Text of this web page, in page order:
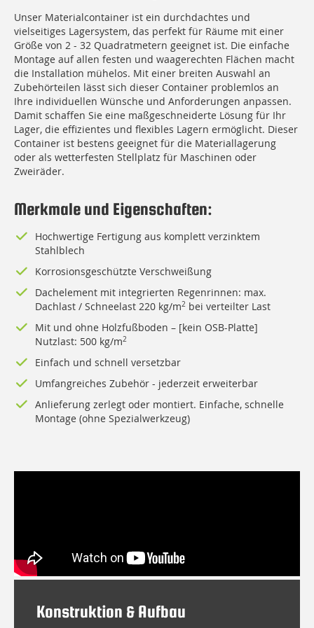
Unser Materialcontainer ist ein durchdachtes und
vielseitiges Lagersystem, das perfekt für Räume mit einer
Größe von 2 - 32 Quadratmetern geeignet ist. Die einfache
Montage auf allen festen und waagerechten Flächen macht
die Installation mühelos. Mit einer breiten Auswahl an
Zubehörteilen lässt sich dieser Container problemlos an
Ihre individuellen Wünsche und Anforderungen anpassen.
Damit schaffen Sie eine maßgeschneiderte Lösung für Ihr
Lager, die effizientes und flexibles Lagern ermöglicht. Dieser
Container ist bestens geeignet für die Materiallagerung
oder als wetterfesten Stellplatz für Maschinen oder
Zweiräder.
Merkmale und Eigenschaften:
Hochwertige Fertigung aus komplett verzinktem
Stahlblech
Korrosionsgeschützte Verschweißung
Dachelement mit integrierten Regenrinnen: max.
Dachlast / Schneelast 220 kg/m2 bei verteilter Last
Mit und ohne Holzfußboden – [kein OSB-Platte]
Nutzlast: 500 kg/m2
Einfach und schnell versetzbar
Umfangreiches Zubehör - jederzeit erweiterbar
Anlieferung zerlegt oder montiert. Einfache, schnelle
Montage (ohne Spezialwerkzeug)
Konstruktion & Aufbau